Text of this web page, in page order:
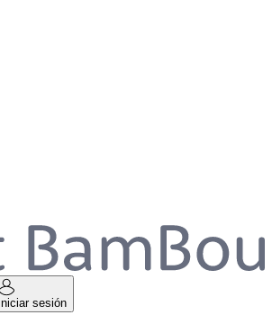
Iniciar sesión